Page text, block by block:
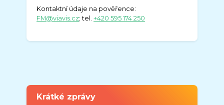
Kontaktní údaje na pověřence:
FM@viavis.cz; tel.+420 595 174 250
Krátké zprávy